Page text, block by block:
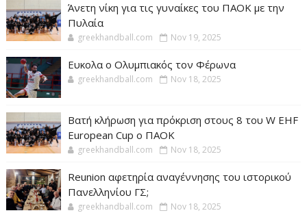
Άνετη νίκη για τις γυναίκες του ΠΑΟΚ με την
Πυλαία
greekhandball.com Nov 19, 2025
Ευκολα ο Ολυμπιακός τον Φέρωνα
greekhandball.com Nov 18, 2025
Βατή κλήρωση για πρόκριση στους 8 του W EHF
European Cup ο ΠΑΟΚ
greekhandball.com Nov 18, 2025
Reunion αφετηρία αναγέννησης του ιστορικού
Πανελληνίου ΓΣ;
greekhandball.com Nov 18, 2025